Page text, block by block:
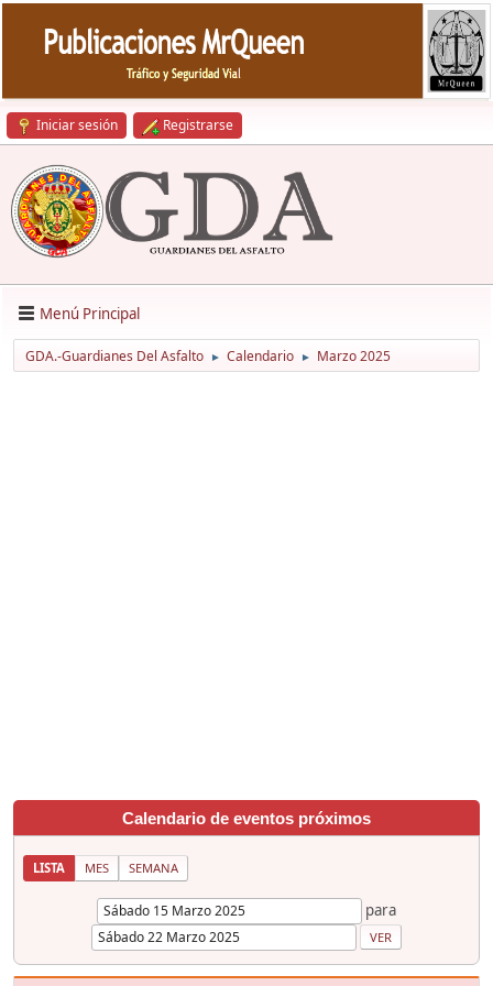
Iniciar sesión Registrarse
Menú Principal
GDA.-Guardianes Del Asfalto ► Calendario ► Marzo 2025
Calendario de eventos próximos
LISTA MES SEMANA
para